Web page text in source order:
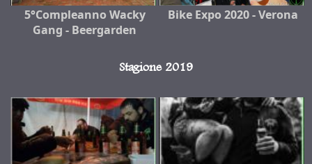
5°Compleanno Wacky
Gang - Beergarden
Bike Expo 2020 - Verona
Stagione 2019